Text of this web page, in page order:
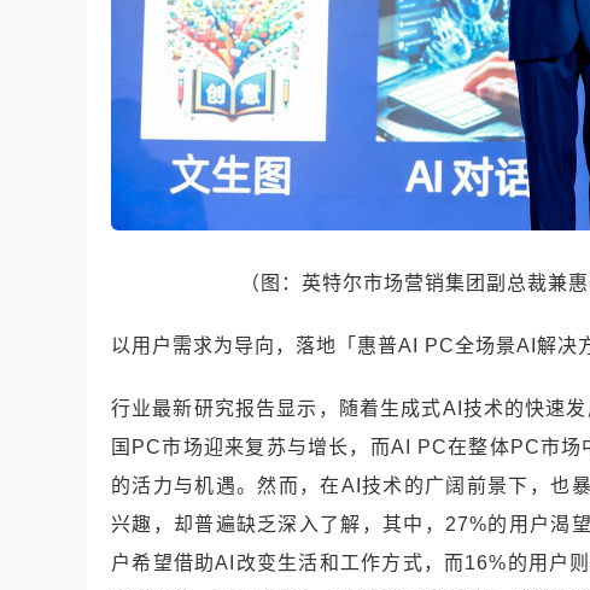
（图：英特尔市场营销集团副总裁兼
以用户需求为导向，落地「惠普AI PC全场景AI解决
行业最新研究报告显示，随着生成式AI技术的快速
国PC市场迎来复苏与增长，而AI PC在整体PC市
的活力与机遇。然而，在AI技术的广阔前景下，也
兴趣，却普遍缺乏深入了解，其中，27%的用户渴
户希望借助AI改变生活和工作方式，而16%的用户